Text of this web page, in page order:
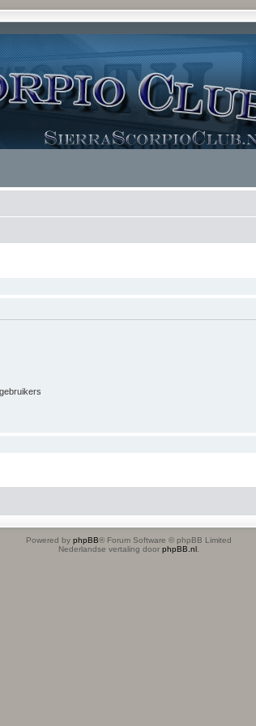
Powered by phpBB® Forum Software © phpBB Limited
Nederlandse vertaling door phpBB.nl.